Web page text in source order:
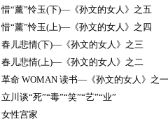
惜“薰”怜玉(下)—《孙文的女人》之五
惜“薰”怜玉(上)—《孙文的女人》之四
春儿悲情(下)—《孙文的女人》之三
春儿悲情(上)—《孙文的女人》之二
革命 WOMAN 读书—《孙文的女人》之一
立川谈“死”“毒”“笑”“艺”“业”
女性宫家